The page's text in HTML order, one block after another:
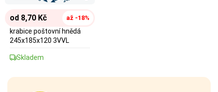
od 8,70 Kč až -18%
krabice poštovní hnědá
245x185x120 3VVL
Skladem